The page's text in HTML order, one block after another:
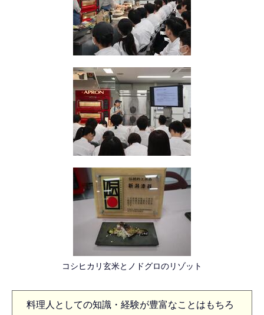
コシヒカリ玄米とノドグロのリゾット
料理人としての知識・経験が豊富なことはもちろ